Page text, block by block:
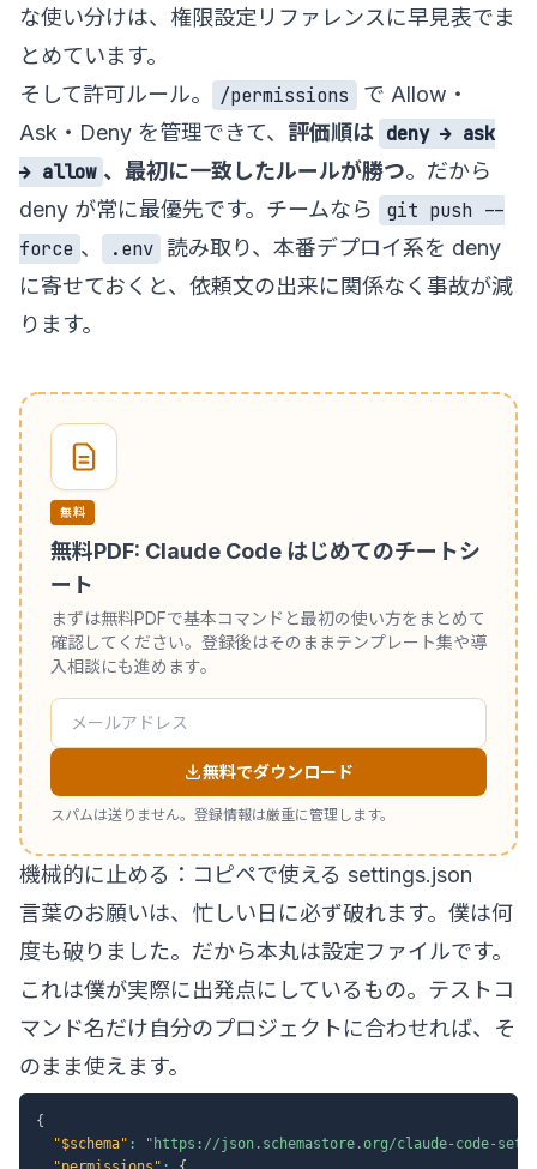
な使い分けは、 権限設定リファレンスに早見表でま
とめています。
そして許可ルール。
/permissions
で Allow・
Ask・Deny を管理できて、 評価順は deny → ask
→ allow 、最初に一致したルールが勝つ。だから
deny が常に最優先です。チームなら
git push --
force 、 .env 読み取り、本番デプロイ系を deny
に寄せておくと、依頼文の出来に関係なく事故が減
ります。
無料
無料PDF: Claude Code はじめてのチートシ
ート
まずは無料PDFで基本コマンドと最初の使い方をまとめて
確認してください。登録後はそのままテンプレート集や導
入相談にも進めます。
無料でダウンロード
スパムは送りません。登録情報は厳重に管理します。
機械的に止める：コピペで使える settings.json
言葉のお願いは、忙しい日に必ず破れます。僕は何
度も破りました。だから本丸は設定ファイルです。
これは僕が実際に出発点にしているもの。テストコ
マンド名だけ自分のプロジェクトに合わせれば、そ
のまま使えます。
{
"$schema" :
"https://json.schemastore.org/claude-code-